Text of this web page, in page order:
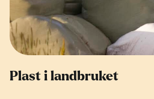
Plast i landbruket